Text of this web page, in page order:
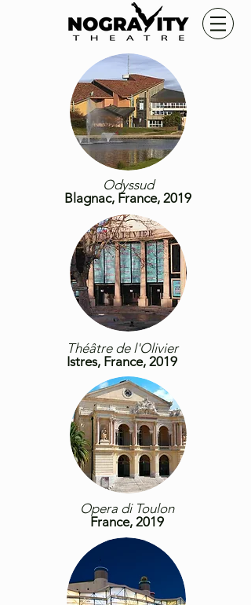
Odyssud
Blagnac, France, 2019
Théâtre de l'Olivier
Istres, France, 2019
Opera di Toulon
France, 2019